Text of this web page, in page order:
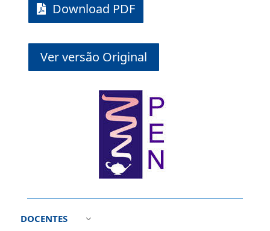
Download PDF
Ver versão Original
DOCENTES 3